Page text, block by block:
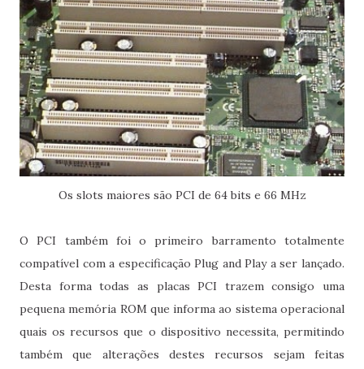
Os slots maiores são PCI de 64 bits e 66 MHz
O PCI também foi o primeiro barramento totalmente
compatível com a especificação Plug and Play a ser lançado.
Desta forma todas as placas PCI trazem consigo uma
pequena memória ROM que informa ao sistema operacional
quais os recursos que o dispositivo necessita, permitindo
também que alterações destes recursos sejam feitas